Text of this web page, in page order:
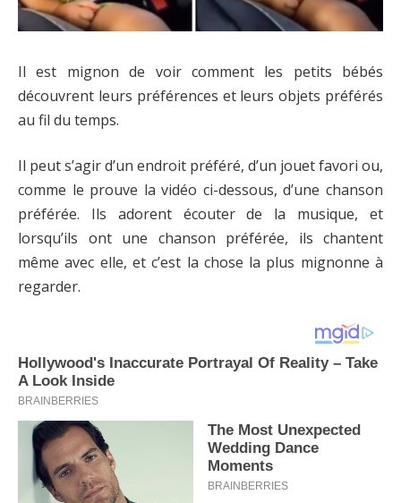
Il est mignon de voir comment les petits bébés
découvrent leurs préférences et leurs objets préférés
au fil du temps.
Il peut s’agir d’un endroit préféré, d’un jouet favori ou,
comme le prouve la vidéo ci-dessous, d’une chanson
préférée. Ils adorent écouter de la musique, et
lorsqu’ils ont une chanson préférée, ils chantent
même avec elle, et c’est la chose la plus mignonne à
regarder.